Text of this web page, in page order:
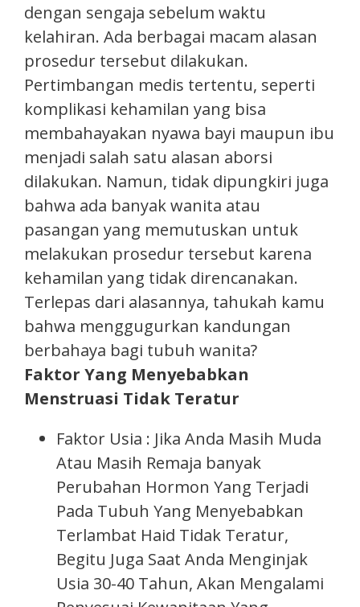
dengan sengaja sebelum waktu
kelahiran. Ada berbagai macam alasan
prosedur tersebut dilakukan.
Pertimbangan medis tertentu, seperti
komplikasi kehamilan yang bisa
membahayakan nyawa bayi maupun ibu
menjadi salah satu alasan aborsi
dilakukan. Namun, tidak dipungkiri juga
bahwa ada banyak wanita atau
pasangan yang memutuskan untuk
melakukan prosedur tersebut karena
kehamilan yang tidak direncanakan.
Terlepas dari alasannya, tahukah kamu
bahwa menggugurkan kandungan
berbahaya bagi tubuh wanita?
Faktor Yang Menyebabkan
Menstruasi Tidak Teratur
Faktor Usia : Jika Anda Masih Muda
Atau Masih Remaja banyak
Perubahan Hormon Yang Terjadi
Pada Tubuh Yang Menyebabkan
Terlambat Haid Tidak Teratur,
Begitu Juga Saat Anda Menginjak
Usia 30-40 Tahun, Akan Mengalami